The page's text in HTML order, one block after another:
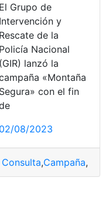
,Montaña,Montaña
El Grupo de
Intervención y
Rescate de la
Policía Nacional
(GIR) lanzó la
«Montaña
Segura» con el fin
02/08/2023
Consulta,Campaña,